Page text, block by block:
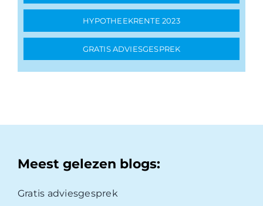
HYPOTHEEKRENTE 2023
GRATIS ADVIESGESPREK
Meest gelezen blogs:
Gratis adviesgesprek